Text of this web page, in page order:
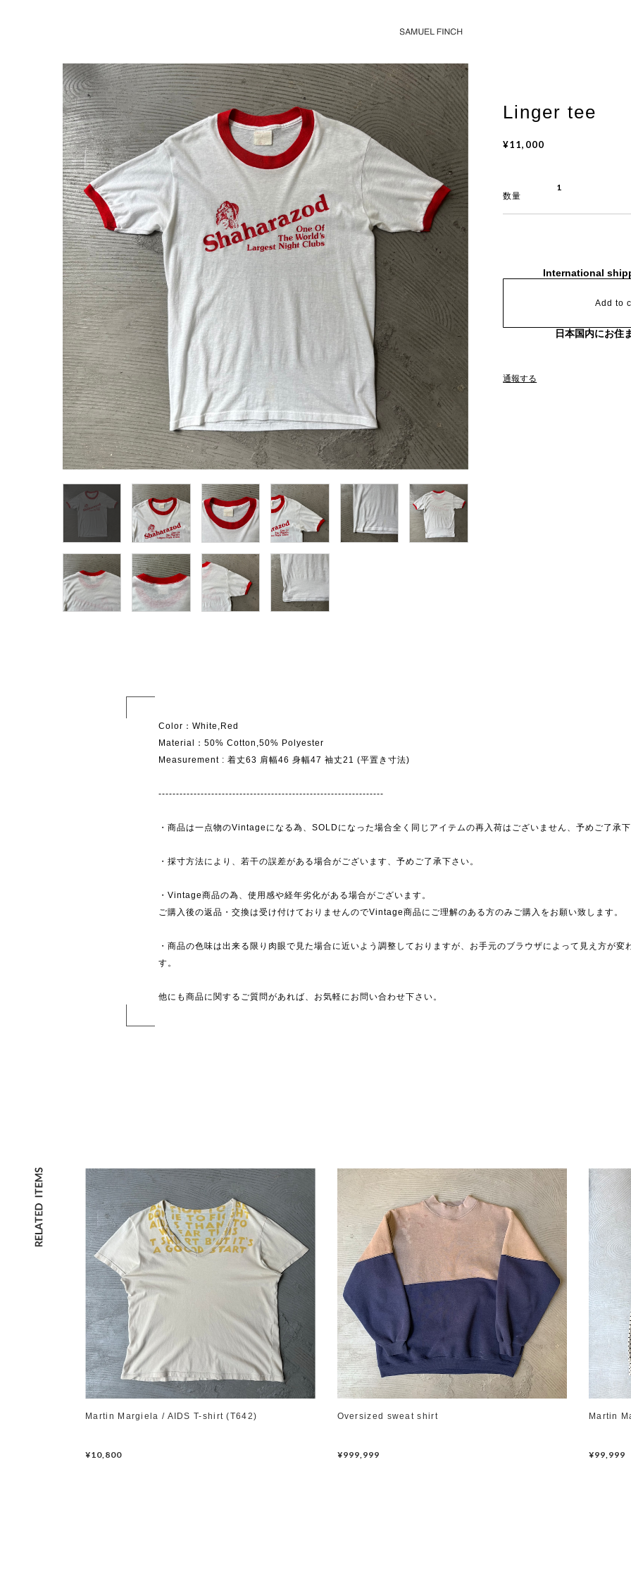
Linger tee
¥11,000
数量
International
Add to
日本国内にお住
通報する
Color：White,Red
Material：50% Cotton,50% Polyester
Measurement : 着丈63 肩幅46 身幅47 袖丈21 (平置き寸法)
----------------------------------------------------------------
・商品は一点物のVintageになる為、SOLDになった場合全く同じアイテムの再入荷はございません、予めご了承下
・採寸方法により、若干の誤差がある場合がございます、予めご了承下さい。
・Vintage商品の為、使用感や経年劣化がある場合がございます。
ご購入後の返品・交換は受け付けておりませんのでVintage商品にご理解のある方のみご購入をお願い致します。
・商品の色味は出来る限り肉眼で見た場合に近いよう調整しておりますが、お手元のブラウザによって見え方が変
す。
他にも商品に関するご質問があれば、お気軽にお問い合わせ下さい。
Martin Margiela / AIDS T-shirt (T642)
¥10,800
Oversized sweat shirt
¥999,999
Martin
¥99,999